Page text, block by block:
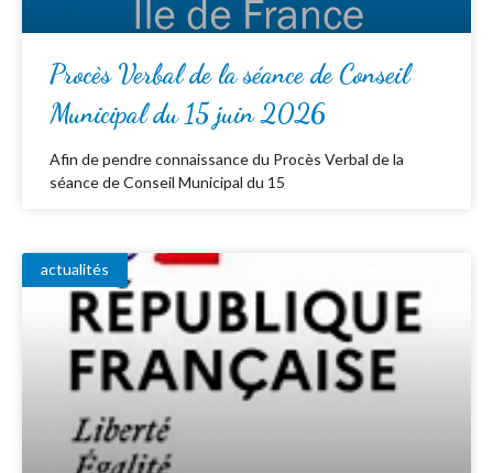
Procès Verbal de la séance de Conseil
Municipal du 15 juin 2026
Afin de pendre connaissance du Procès Verbal de la
séance de Conseil Municipal du 15
actualités